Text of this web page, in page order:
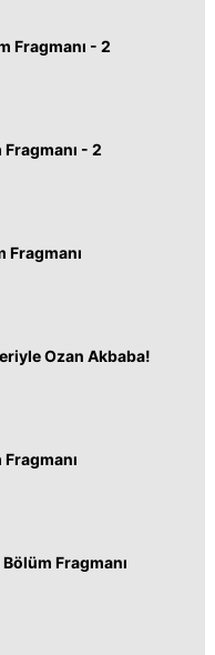
Fragmanı - 2
Fragmanı - 2
Fragmanı
Ozan Akbaba!
Fragmanı
Fragmanı